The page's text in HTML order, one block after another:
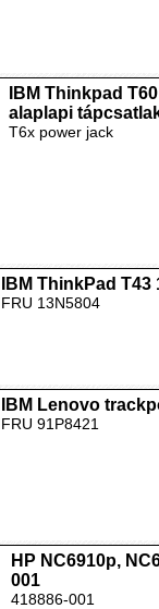
IBM Thinkpad
alaplapi
T6x power jack
IBM ThinkPad
FRU 13N5804
IBM Lenovo
FRU 91P8421
HP NC6910p,
001
418886-001